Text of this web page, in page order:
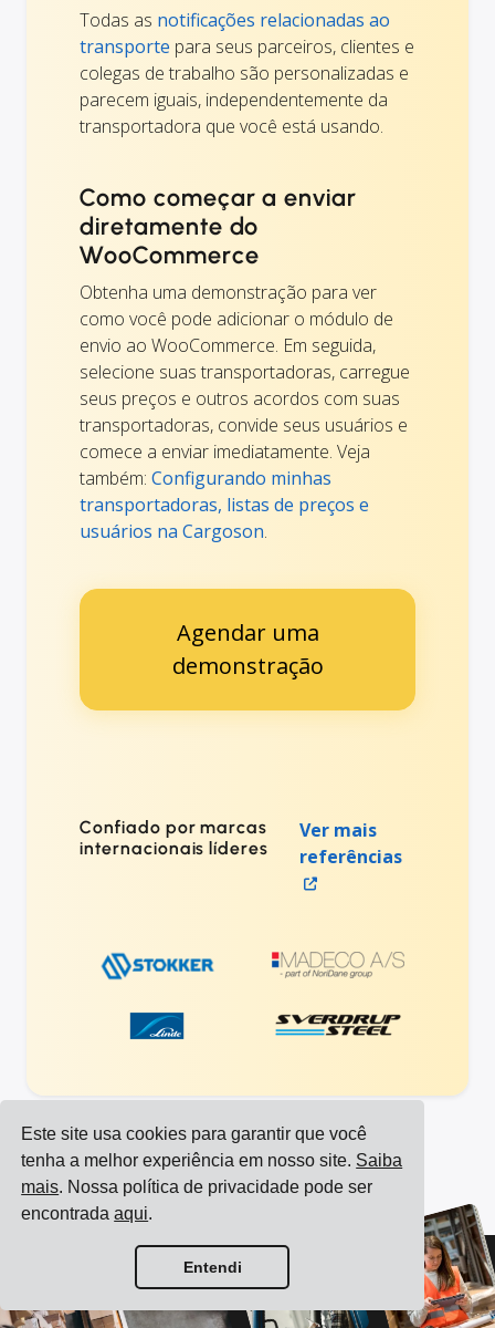
Este site usa cookies para garantir que você
tenha a melhor experiência em nosso site. Saiba
mais. Nossa política de privacidade pode ser
encontradaaqui.
Entendi
Todas as notificações relacionadas ao
transporte para seus parceiros, clientes e
colegas de trabalho são personalizadas e
parecem iguais, independentemente da
transportadora que você está usando.
Como começar a enviar
diretamente do
WooCommerce
Obtenha uma demonstração para ver
como você pode adicionar o módulo de
envio ao WooCommerce. Em seguida,
selecione suas transportadoras, carregue
seus preços e outros acordos com suas
transportadoras, convide seus usuários e
comece a enviar imediatamente. Veja
também: Configurando minhas
transportadoras, listas de preços e
usuários na Cargoson.
Agendar uma
demonstração
Confiado por marcas
internacionais líderes
Ver mais
referências
Ver todas as integrações
Ver todas as transportadoras